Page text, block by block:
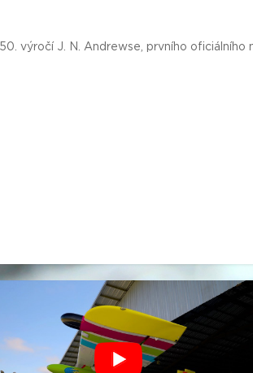
výročí J. N. Andrewse, prvního